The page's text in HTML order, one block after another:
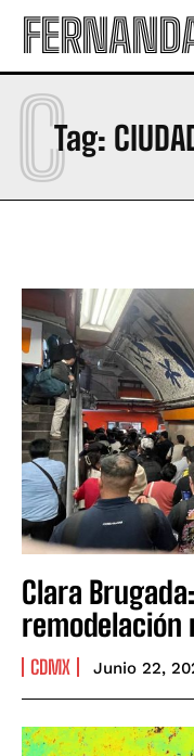
Tag:
C
Clara
remodelación
CDMX Junio 22,